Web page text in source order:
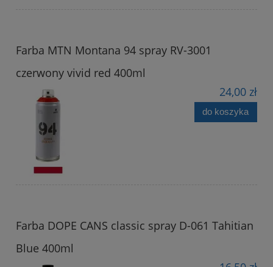
Farba MTN Montana 94 spray RV-3001
czerwony vivid red 400ml
24,00 zł
do koszyka
Farba DOPE CANS classic spray D-061 Tahitian
Blue 400ml